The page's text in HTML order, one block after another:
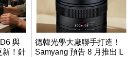
與
新！針
德韓光學大廠聯手打造！
Samyang 預告 8 月推出 L